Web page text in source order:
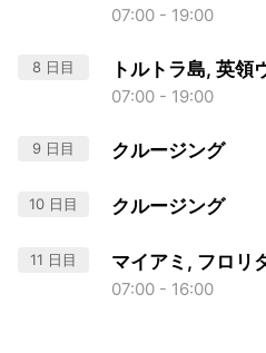
07:00 - 19:00
8 日目 トルトラ島, 英領
07:00 - 19:00
9 日目 クルージング
10 日目 クルージング
11 日目 マイアミ, フロリ
07:00 - 16:00